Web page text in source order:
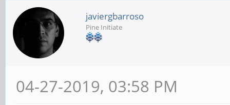
javiergbarroso
Pine Initiate
04-27-2019, 03:58 PM